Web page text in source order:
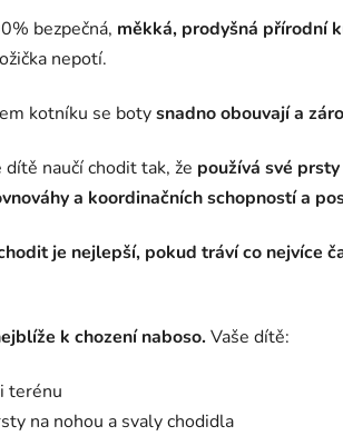
bezpečná, měkká, prodyšná přírodní
nepotí.
kotníku se botysnadno obouvají a
naučí chodit tak, že používá své
a koordinačních schopností a
je nejlepší, pokud tráví co nejvíce
k chození naboso. Vaše dítě:
terénu
na nohou a svaly chodidla